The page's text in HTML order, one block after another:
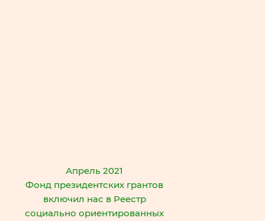
Апрель 2021
Фонд президентских грантов
включил нас в Реестр
социально ориентированных